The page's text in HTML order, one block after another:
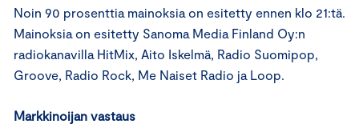
Noin 90 prosenttia mainoksia on esitetty ennen klo 21:tä.
Mainoksia on esitetty Sanoma Media Finland Oy:n
radiokanavilla HitMix, Aito Iskelmä, Radio Suomipop,
Groove, Radio Rock, Me Naiset Radio ja Loop.
Markkinoijan vastaus